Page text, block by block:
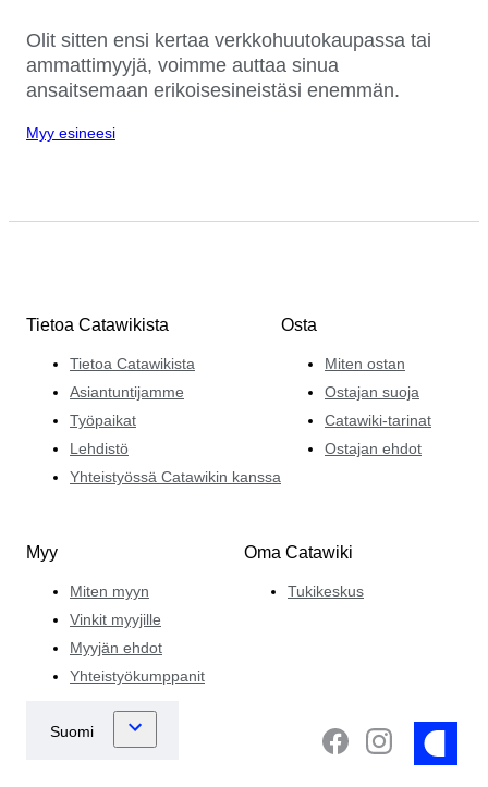
Olit sitten ensi kertaa verkkohuutokaupassa tai
ammattimyyjä, voimme auttaa sinua
ansaitsemaan erikoisesineistäsi enemmän.
Myy esineesi
Tietoa Catawikista
Tietoa Catawikista
Asiantuntijamme
Työpaikat
Lehdistö
Yhteistyössä Catawikin kanssa
Osta
Miten ostan
Ostajan suoja
Catawiki-tarinat
Ostajan ehdot
Myy
Miten myyn
Vinkit myyjille
Myyjän ehdot
Yhteistyökumppanit
Oma Catawiki
Tukikeskus